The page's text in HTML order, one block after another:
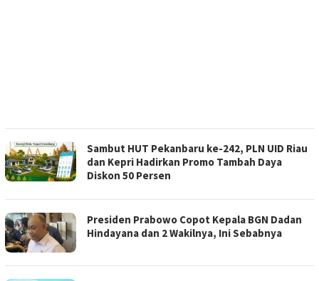
Sambut HUT Pekanbaru ke-242, PLN UID Riau
dan Kepri Hadirkan Promo Tambah Daya
Diskon 50 Persen
Presiden Prabowo Copot Kepala BGN Dadan
Hindayana dan 2 Wakilnya, Ini Sebabnya